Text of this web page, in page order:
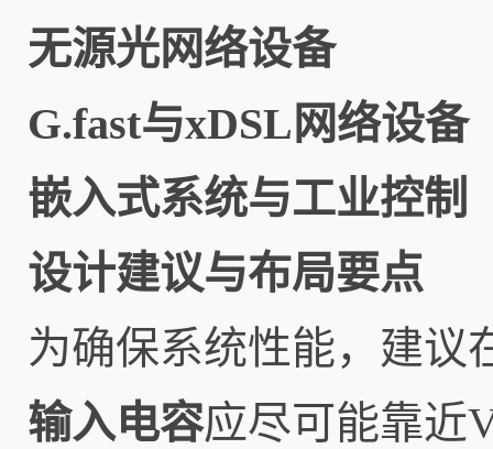
无源光网络设备
G.fast与xDSL网络设备
嵌入式系统与工业控制
设计建议与布局要点
为确保系统性能，建议
输入电容应尽可能靠近